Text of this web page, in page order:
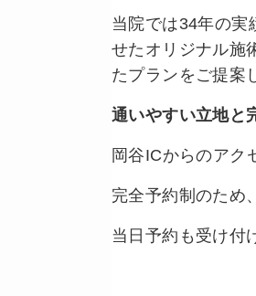
当院では34年の実
せたオリジナル施
たプランをご提案
通いやすい立地と
岡谷ICからのアク
完全予約制のため
当日予約も受け付